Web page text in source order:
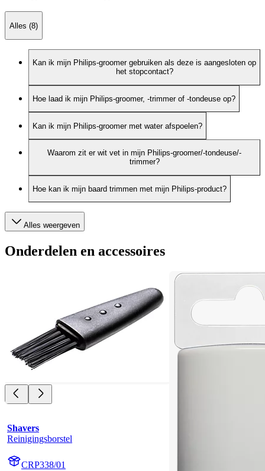
Alles (8)
Kan ik mijn Philips-groomer gebruiken als deze is aangesloten op
het stopcontact?
Hoe laad ik mijn Philips-groomer, -trimmer of -tondeuse op?
Kan ik mijn Philips-groomer met water afspoelen?
Waarom zit er wit vet in mijn Philips-groomer/-tondeuse/-
trimmer?
Hoe kan ik mijn baard trimmen met mijn Philips-product?
Alles weergeven
Onderdelen en accessoires
Shavers
Reinigingsborstel
CRP338/01